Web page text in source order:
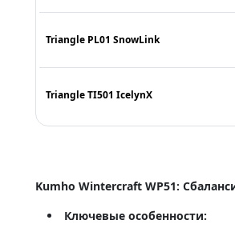
Triangle PL01 SnowLink
Triangle TI501 IcelynX
Kumho Wintercraft WP51:
Ключевые особенности: